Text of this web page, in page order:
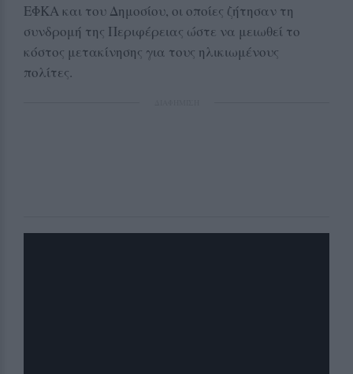
ΕΦΚΑ και του Δημοσίου, οι οποίες ζήτησαν τη
συνδρομή της Περιφέρειας ώστε να μειωθεί το
κόστος μετακίνησης για τους ηλικιωμένους
πολίτες.